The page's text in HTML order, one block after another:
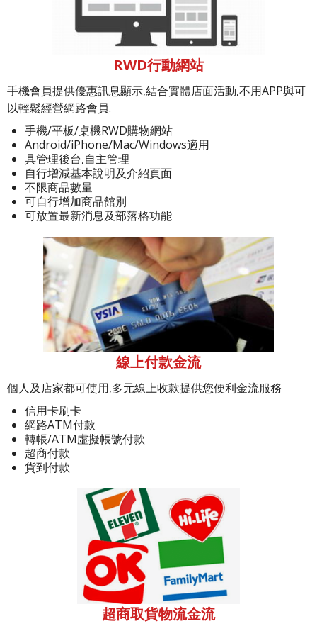
RWD行動網站
手機會員提供優惠訊息顯示,結合實體店面活動,不用APP與可
以輕鬆經營網路會員.
手機/平板/桌機RWD購物網站
Android/iPhone/Mac/Windows適用
具管理後台,自主管理
自行增減基本說明及介紹頁面
不限商品數量
可自行增加商品館別
可放置最新消息及部落格功能
線上付款金流
個人及店家都可使用,多元線上收款提供您便利金流服務
信用卡刷卡
網路ATM付款
轉帳/ATM虛擬帳號付款
超商付款
貨到付款
超商取貨物流金流